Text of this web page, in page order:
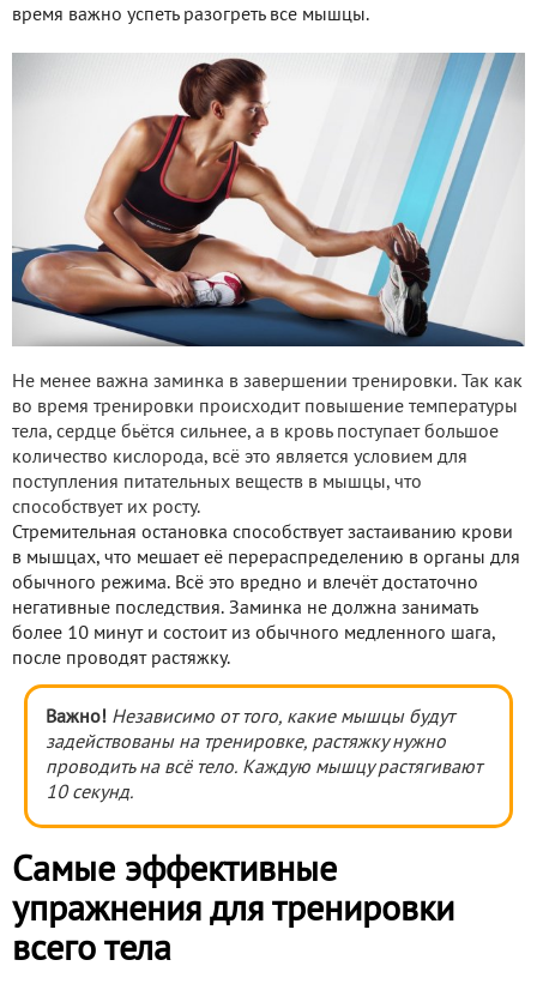
время важно успеть разогреть все мышцы.
Не менее важна заминка в завершении тренировки. Так как
во время тренировки происходит повышение температуры
тела, сердце бьётся сильнее, а в кровь поступает большое
количество кислорода, всё это является условием для
поступления питательных веществ в мышцы, что
способствует их росту.
Стремительная остановка способствует застаиванию крови
в мышцах, что мешает её перераспределению в органы для
обычного режима. Всё это вредно и влечёт достаточно
негативные последствия. Заминка не должна занимать
более 10 минут и состоит из обычного медленного шага,
после проводят растяжку.
Важно! Независимо от того, какие мышцы будут
задействованы на тренировке, растяжку нужно
проводить на всё тело. Каждую мышцу растягивают
10 секунд.
Самые эффективные
упражнения для тренировки
всего тела